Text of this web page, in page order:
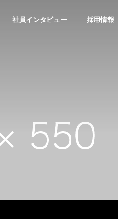
社員インタビュー 採用情報